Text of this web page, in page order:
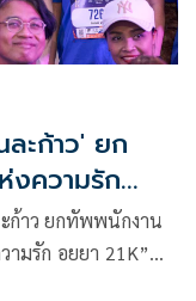
ะก้าว' ยก
ความรัก
ก้าว ยกทัพพนักงาน
มรัก อยยา 21K”